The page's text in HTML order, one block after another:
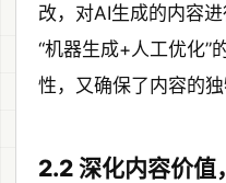
改，对AI生成的内容
“机器生成+人工优化”
性，又确保了内容的独
2.2 深化内容价值